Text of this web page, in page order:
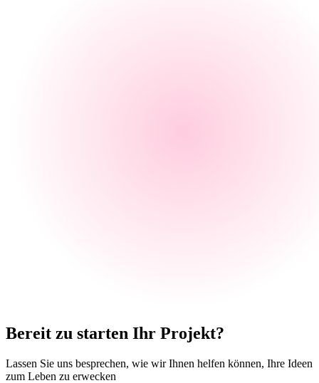
Bereit zu starten Ihr Projekt?
Lassen Sie uns besprechen, wie wir Ihnen helfen können, Ihre Ideen
zum Leben zu erwecken